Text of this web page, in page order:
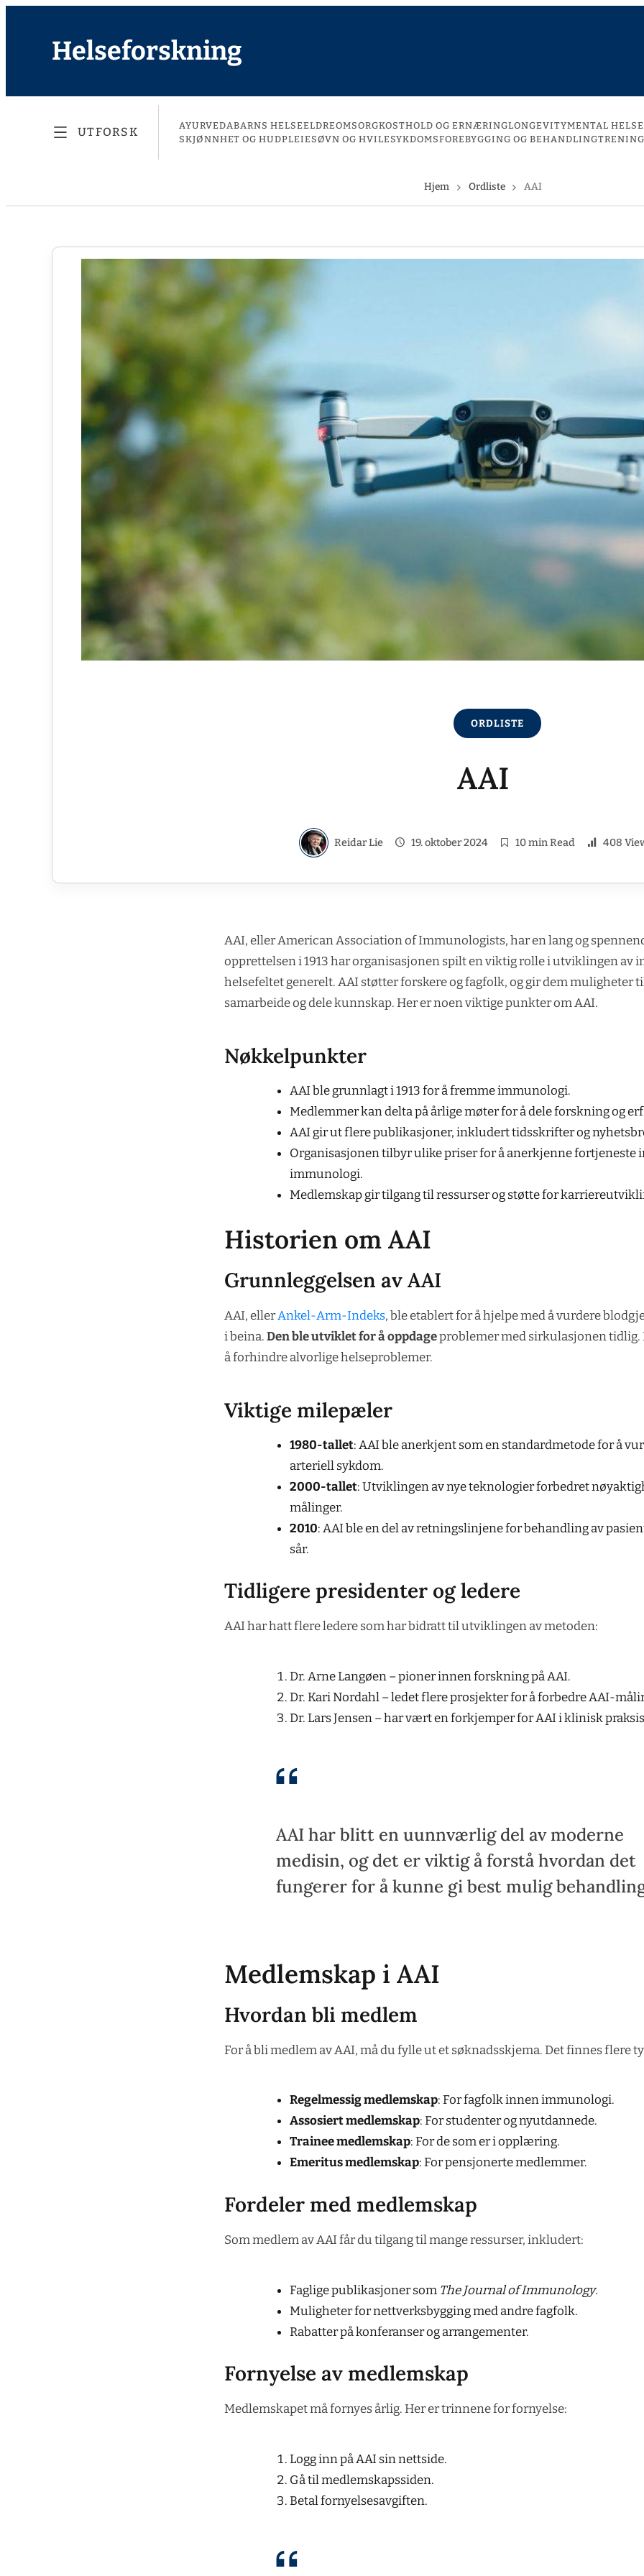
Helseforskning
UTFORSK AYURVEDABARNS HELSEELDREOMSORGKOSTHOLD OG ERNÆRINGLONGEVITYMENTAL HELSE
SKJØNNHET OG HUDPLEIE SØVN OG HVILE SYKDOMSFOREBYGGING OG BEHANDLING
Hjem Ordliste AAI
ORDLISTE
AAI
Reidar Lie 19. oktober 2024 10 min Read 408
AAI, eller American Association of Immunologists, har en lang og
opprettelsen i 1913 har organisasjonen spilt en viktig rolle i utviklingen av
helsefeltet generelt. AAI støtter forskere og fagfolk, og gir dem muligheter
samarbeide og dele kunnskap. Her er noen viktige punkter om AAI.
Nøkkelpunkter
AAI ble grunnlagt i 1913 for å fremme immunologi.
Medlemmer kan delta på årlige møter for å dele forskning og
AAI gir ut flere publikasjoner, inkludert tidsskrifter og
Organisasjonen tilbyr ulike priser for å anerkjenne fortjeneste
immunologi.
Medlemskap gir tilgang til ressurser og støtte for
Historien om AAI
Grunnleggelsen av AAI
AAI, ellerAnkel-Arm-Indeks, ble etablert for å hjelpe med å vurdere
i beina. Den ble utviklet for å oppdageproblemer med sirkulasjonen tidlig.
å forhindre alvorlige helseproblemer.
Viktige milepæler
1980-tallet: AAI ble anerkjent som en standardmetode for å
arteriell sykdom.
2000-tallet: Utviklingen av nye teknologier forbedret
målinger.
2010: AAI ble en del av retningslinjene for behandling av
sår.
Tidligere presidenter og ledere
AAI har hatt flere ledere som har bidratt til utviklingen av metoden:
Dr. Arne Langøen – pioner innen forskning på AAI.
Dr. Kari Nordahl – ledet flere prosjekter for å forbedre AAI-
Dr. Lars Jensen – har vært en forkjemper for AAI i klinisk
AAI har blitt en uunnværlig del av moderne
medisin, og det er viktig å forstå hvordan det
fungerer for å kunne gi best mulig
Medlemskap i AAI
Hvordan bli medlem
For å bli medlem av AAI, må du fylle ut et søknadsskjema. Det finnes flere
Regelmessig medlemskap: For fagfolk innen immunologi.
Assosiert medlemskap: For studenter og nyutdannede.
Trainee medlemskap: For de som er i opplæring.
Emeritus medlemskap: For pensjonerte medlemmer.
Fordeler med medlemskap
Som medlem av AAI får du tilgang til mange ressurser, inkludert:
Faglige publikasjoner som The Journal of Immunology.
Muligheter for nettverksbygging med andre fagfolk.
Rabatter på konferanser og arrangementer.
Fornyelse av medlemskap
Medlemskapet må fornyes årlig. Her er trinnene for fornyelse:
Logg inn på AAI sin nettside.
Gå til medlemskapssiden.
Betal fornyelsesavgiften.